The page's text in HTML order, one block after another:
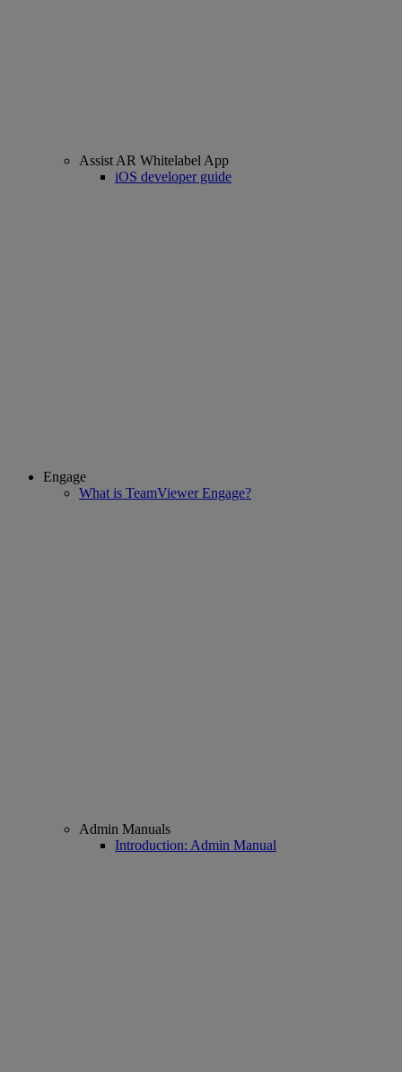
Assist AR Whitelabel App
iOS developer guide
Engage
What is TeamViewer Engage?
Admin Manuals
Introduction: Admin Manual